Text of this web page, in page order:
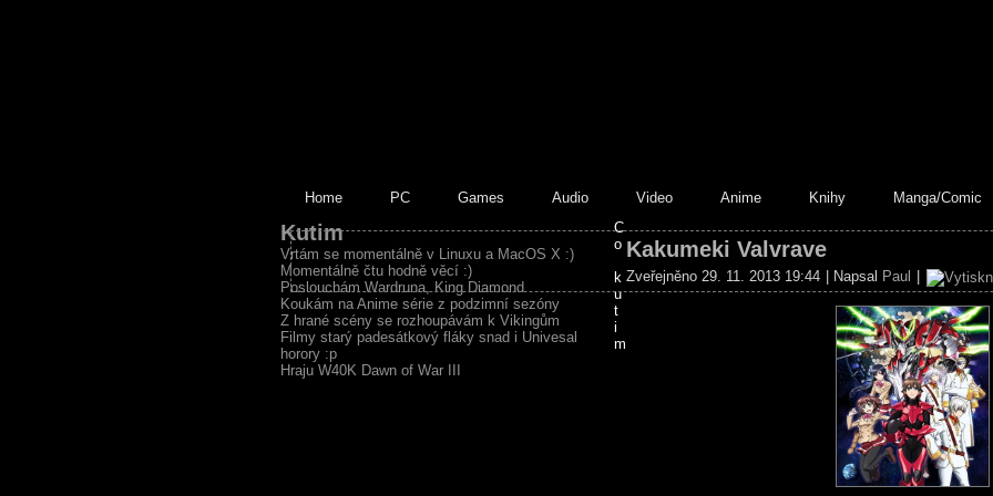
Home PC Games Audio Video Anime Knihy Manga/Comic
Kutim
Vrtám se momentálně v Linuxu a MacOS X :)
Momentálně čtu hodně věcí :)
Poslouchám Wardruna, King Diamond
Koukám na Anime série z podzimní sezóny
Z hrané scény se rozhoupávám k Vikingům
Filmy starý padesátkový fláky snad i Univesal
horory :p
Hraju W40K Dawn of War III
C
o
k
u
t
i
m
Kakumeki Valvrave
Zveřejněno 29. 11. 2013 19:44 Napsal Paul